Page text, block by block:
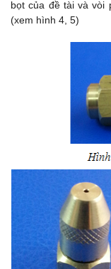
bọt của đề tài và vòi
(xem hình 4, 5)